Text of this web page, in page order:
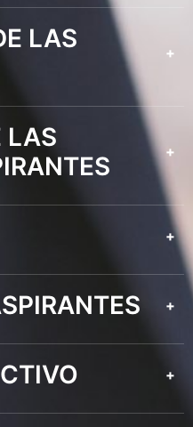
LAS
+
LAS
+
+
+
+